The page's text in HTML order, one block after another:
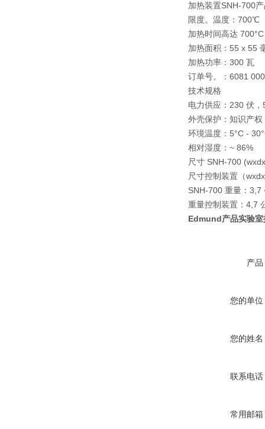
加热装置SNH-700
限度。温度： 700℃
加热时间高达
加热面积： 55 x 55
加热功率： 300 瓦
订单号。： 6081 000
技术规格
电力供应： 230 伏
外壳保护： 知识产权
环境温度： 5°C -
相对湿度： ~ 86%
尺寸 SNH-700
尺寸控制装置（
SNH-700 重量： 3,7
重量控制装置： 4,7
Edmund产品实验室
产品
您的单位
您的姓名
联系电话
常用邮箱